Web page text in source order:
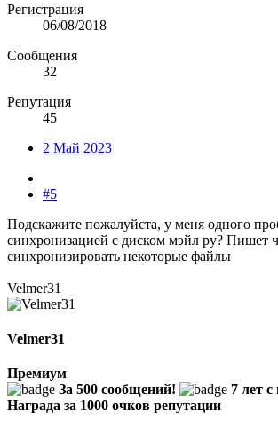
Регистрация
06/08/2018
Сообщения
32
Репутация
45
2 Май 2023
#5
Подскажите пожалуйста, у меня одного
синхронизацией с диском мэйл ру? Пишет
синхронизировать некоторые файлы
Velmer31
Velmer31
Премиум
За 500 сообщений!
7 лет
Награда за 1000 очков репутации